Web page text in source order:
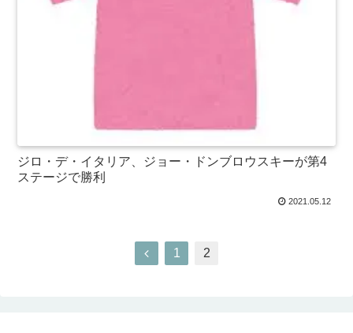
ジロ・デ・イタリア、ジョー・ドンブロウスキーが第4
ステージで勝利
2021.05.12
1 2